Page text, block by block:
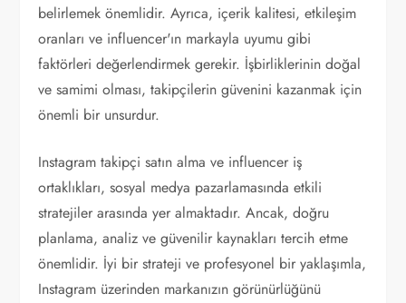
belirlemek önemlidir. Ayrıca, içerik kalitesi, etkileşim
oranları ve influencer'ın markayla uyumu gibi
faktörleri değerlendirmek gerekir. İşbirliklerinin doğal
ve samimi olması, takipçilerin güvenini kazanmak için
önemli bir unsurdur.
Instagram takipçi satın alma ve influencer iş
ortaklıkları, sosyal medya pazarlamasında etkili
stratejiler arasında yer almaktadır. Ancak, doğru
planlama, analiz ve güvenilir kaynakları tercih etme
önemlidir. İyi bir strateji ve profesyonel bir yaklaşımla,
Instagram üzerinden markanızın görünürlüğünü